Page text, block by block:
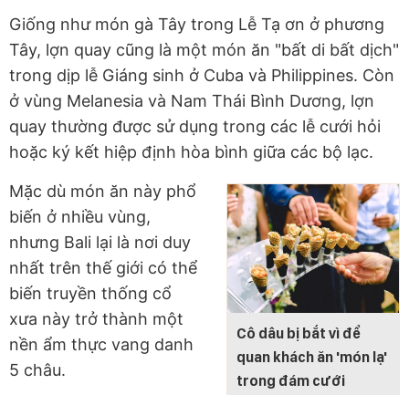
Giống như món gà Tây trong Lễ Tạ ơn ở phương
Tây, lợn quay cũng là một món ăn "bất di bất dịch"
trong dịp lễ Giáng sinh ở Cuba và Philippines. Còn
ở vùng Melanesia và Nam Thái Bình Dương, lợn
quay thường được sử dụng trong các lễ cưới hỏi
hoặc ký kết hiệp định hòa bình giữa các bộ lạc.
Cô dâu bị bắt vì để
quan khách ăn 'món lạ'
trong đám cưới
Mặc dù món ăn này phổ
biến ở nhiều vùng,
nhưng Bali lại là nơi duy
nhất trên thế giới có thể
biến truyền thống cổ
xưa này trở thành một
nền ẩm thực vang danh
5 châu.